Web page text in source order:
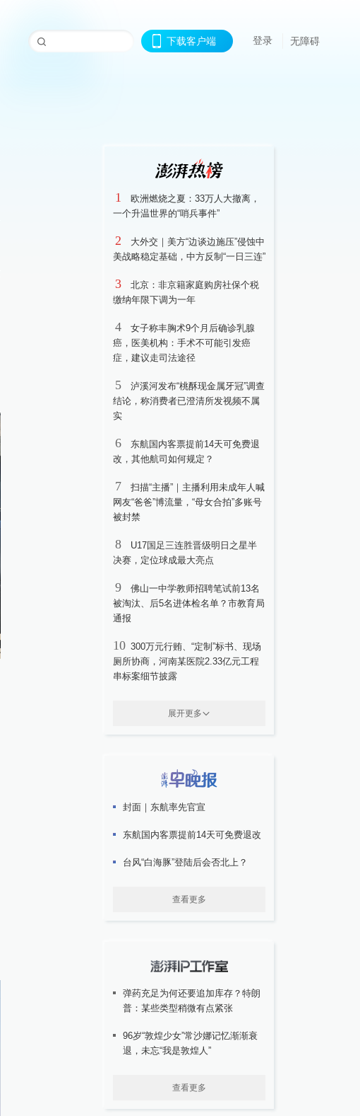
下载客户端 登录 无障碍
1
欧洲燃烧之夏：33万人大撤离，
一个升温世界的“哨兵事件”
2
大外交｜美方“边谈边施压”侵蚀中
美战略稳定基础，中方反制“一日三连”
3
北京：非京籍家庭购房社保个税
缴纳年限下调为一年
4
女子称丰胸术9个月后确诊乳腺
癌，医美机构：手术不可能引发癌
症，建议走司法途径
5
泸溪河发布“桃酥现金属牙冠”调查
结论，称消费者已澄清所发视频不属
实
6
东航国内客票提前14天可免费退
改，其他航司如何规定？
7
扫描“主播”｜主播利用未成年人喊
网友“爸爸”博流量，“母女合拍”多账号
被封禁
8
U17国足三连胜晋级明日之星半
决赛，定位球成最大亮点
9
佛山一中学教师招聘笔试前13名
被淘汰、后5名进体检名单？市教育局
通报
10 300万元行贿、“定制”标书、现场
厕所协商，河南某医院2.33亿元工程
串标案细节披露
展开更多
封面｜东航率先官宣
东航国内客票提前14天可免费退改
台风“白海豚”登陆后会否北上？
查看更多
弹药充足为何还要追加库存？特朗
普：某些类型稍微有点紧张
96岁“敦煌少女”常沙娜记忆渐渐衰
退，未忘“我是敦煌人”
查看更多